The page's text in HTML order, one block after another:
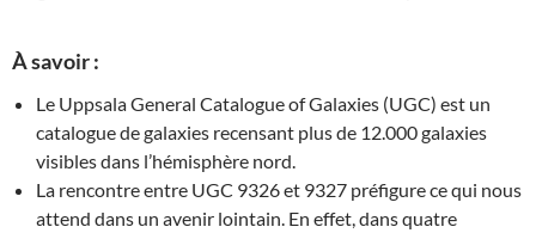
À savoir :
Le Uppsala General Catalogue of Galaxies (UGC) est un
catalogue de galaxies recensant plus de 12.000 galaxies
visibles dans l’hémisphère nord.
La rencontre entre UGC 9326 et 9327 préfigure ce qui nous
attend dans un avenir lointain. En effet, dans quatre